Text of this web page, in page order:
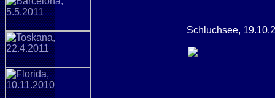
Schluchsee,